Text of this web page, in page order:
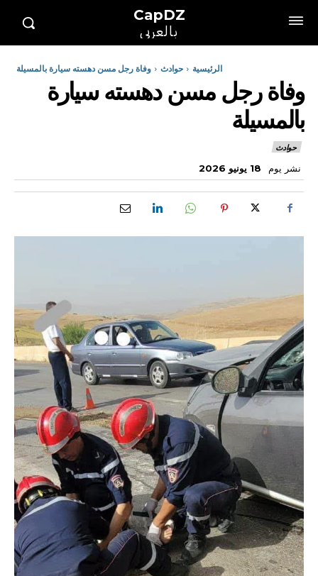
CapDZ
بالعربي
الرئيسية حوادث وفاة رجل مسن دهسته سيارة بالمسيلة
وفاة رجل مسن دهسته سيارة
بالمسيلة
حوادث
نشر يوم 18 يونيو 2026